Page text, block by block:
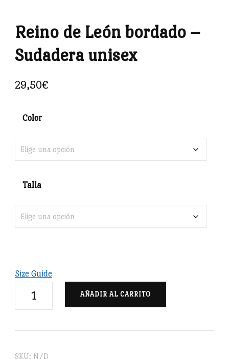
Reino de León bordado –
Sudadera unisex
29,50€
Color
Talla
Size Guide
Reino
-
AÑADIR AL CARRITO
SKU: N/D